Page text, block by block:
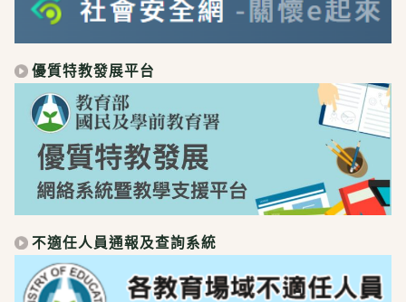
優質特教發展平台
不適任人員通報及查詢系統